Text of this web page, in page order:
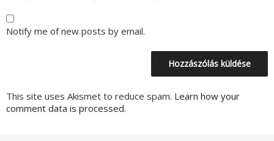
Notify me of new posts by email.
This site uses Akismet to reduce spam. Learn how your
comment data is processed.